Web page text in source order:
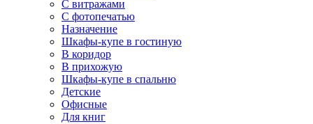
С витражами
С фотопечатью
Назначение
Шкафы-купе в гостиную
В коридор
В прихожую
Шкафы-купе в спальню
Детские
Офисные
Для книг